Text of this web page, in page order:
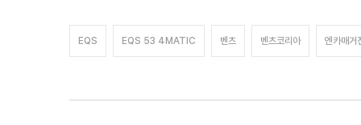
EQS EQS 53 4MATIC 벤츠 벤츠코리아 엔카매거